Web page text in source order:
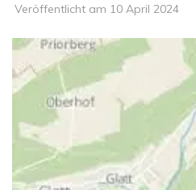
Veröffentlicht am 10 April 2024